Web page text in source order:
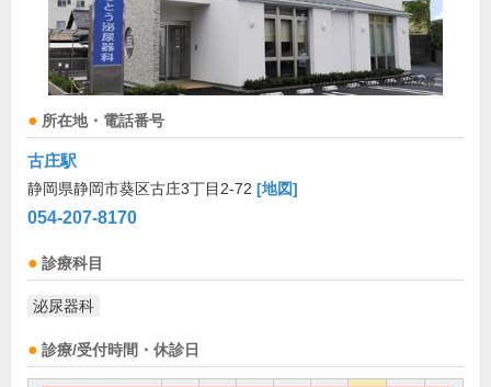
所在地・電話番号
古庄駅
静岡県静岡市葵区古庄3丁目2-72 [地図]
054-207-8170
診療科目
泌尿器科
診療/受付時間・休診日